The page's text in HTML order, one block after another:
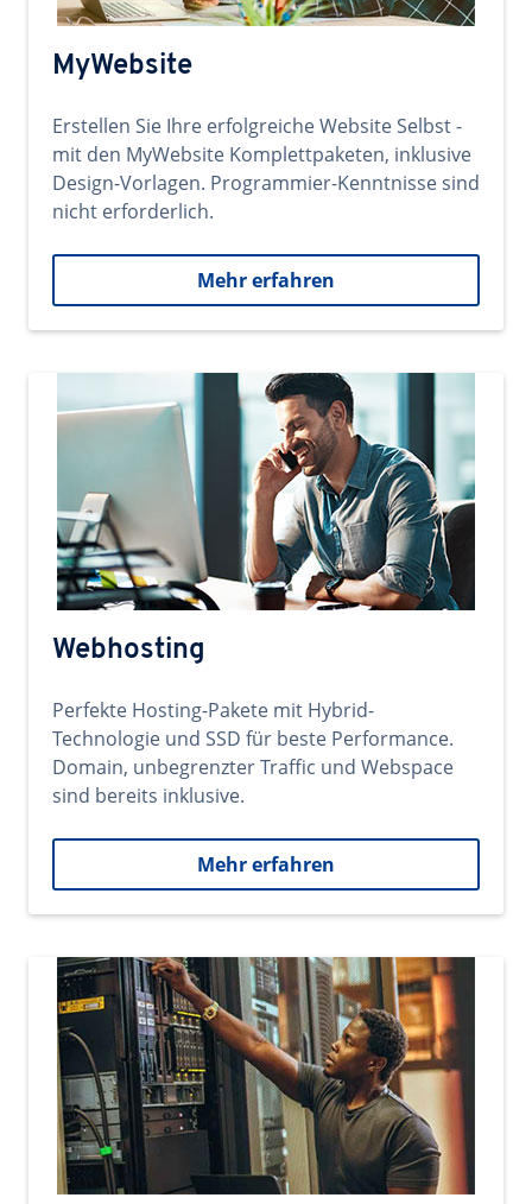
MyWebsite
Erstellen Sie Ihre erfolgreiche Website Selbst -
mit den MyWebsite Komplettpaketen, inklusive
Design-Vorlagen. Programmier-Kenntnisse sind
nicht erforderlich.
Mehr erfahren
Webhosting
Perfekte Hosting-Pakete mit Hybrid-
Technologie und SSD für beste Performance.
Domain, unbegrenzter Traffic und Webspace
sind bereits inklusive.
Mehr erfahren